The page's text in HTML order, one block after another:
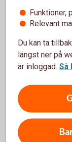
ut. Ett certifikats
föregående
mer information
För respektive
Bull & Bear-
Notes, och i
certifikat. Det är
Funktioner,
Relevant
Du kan ta
längst ner på
är inloggad. Så